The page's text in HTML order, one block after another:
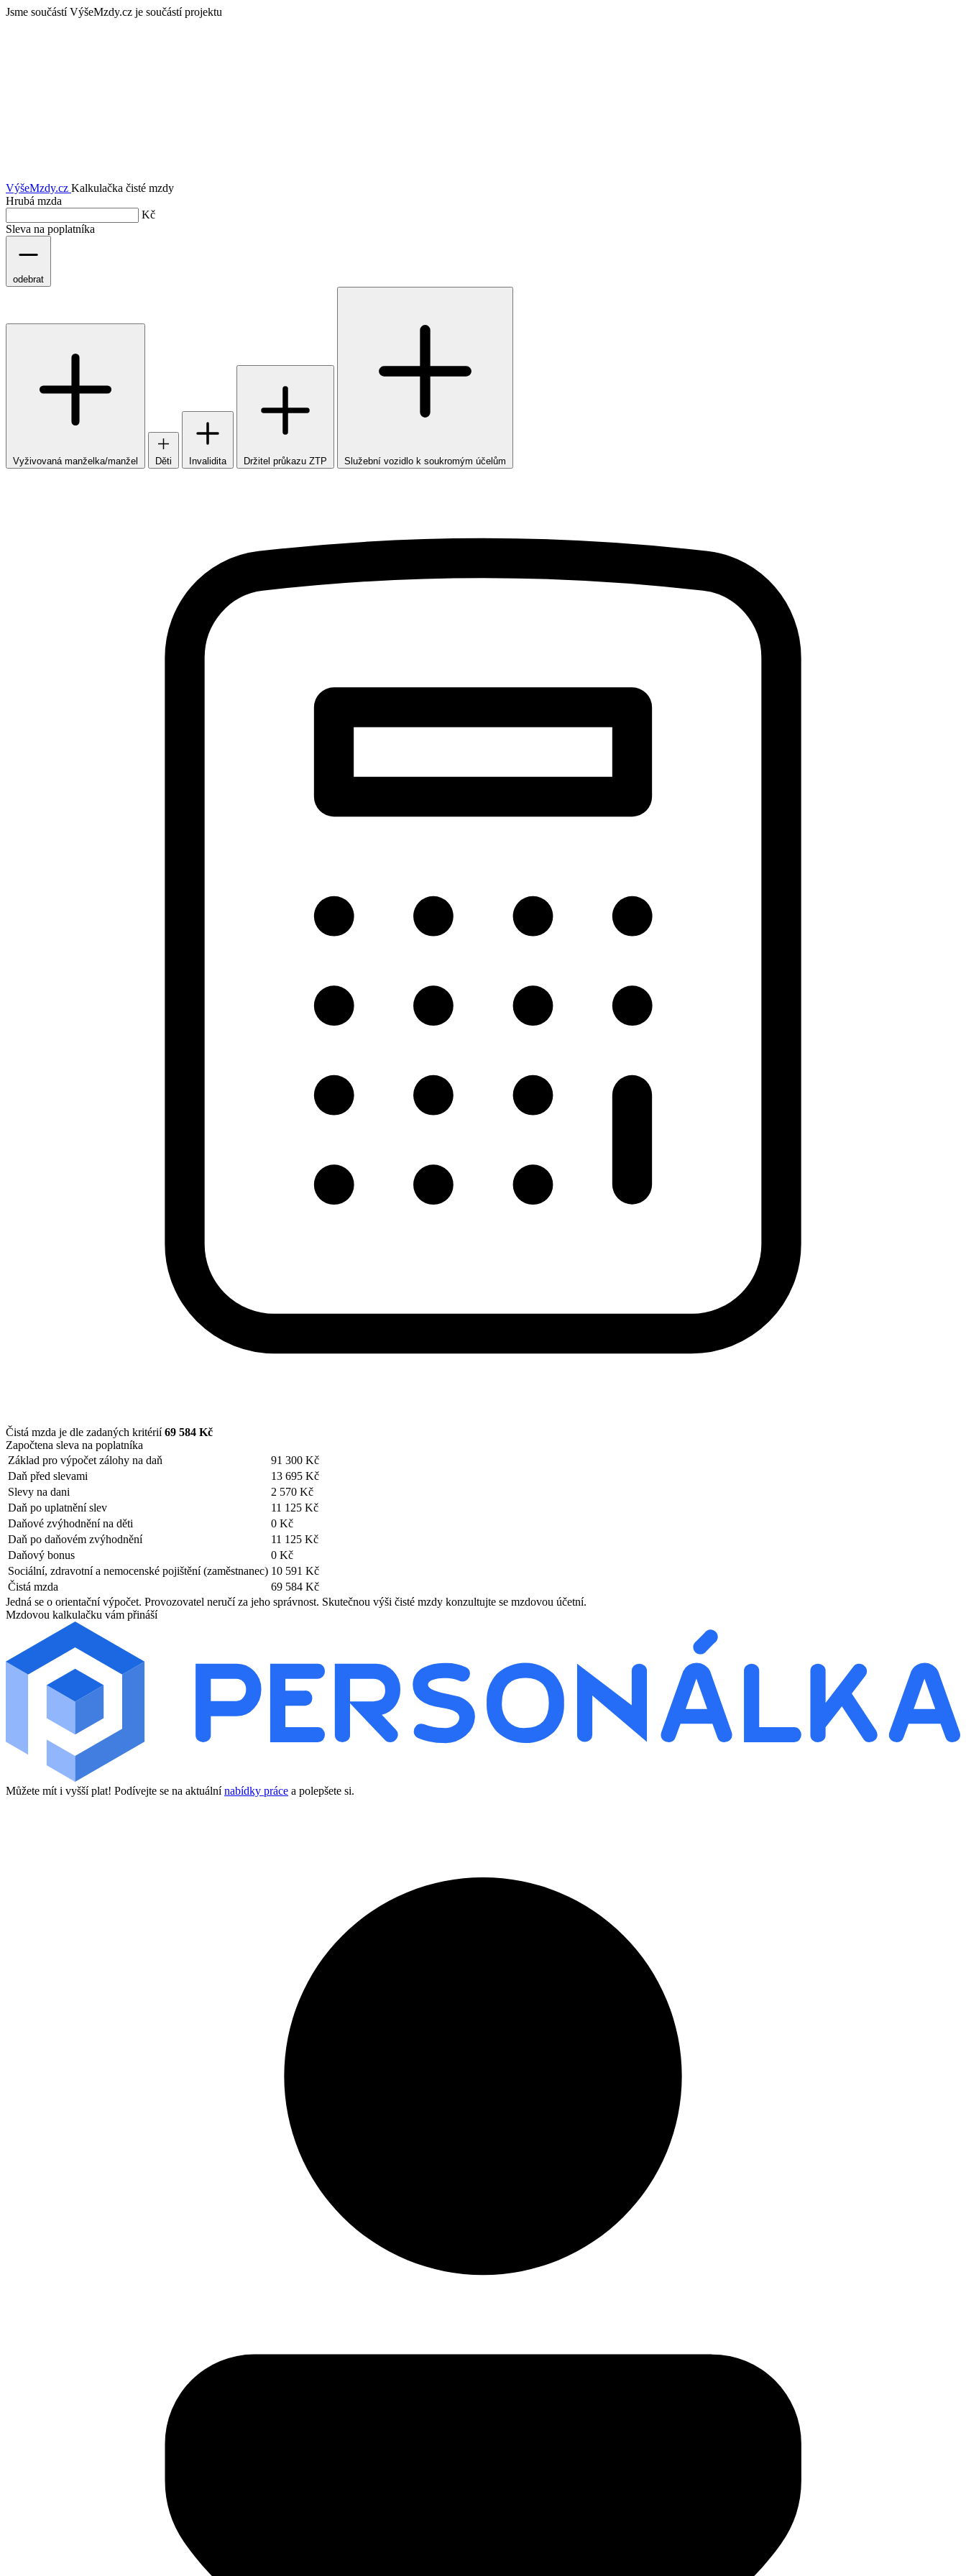
Jsme součástí VýšeMzdy.cz je součástí projektu
VýšeMzdy.cz Kalkulačka čisté mzdy
Hrubá mzda
Kč
Sleva na poplatníka
odebrat
Vyživovaná manželka/manžel Děti Invalidita Držitel průkazu ZTP Služební vozidlo k soukromým účelům
Čistá mzda je dle zadaných kritérií69 584 Kč
Započtena sleva na poplatníka
Základ pro výpočet zálohy na daň
91 300 Kč
Daň před slevami
13 695 Kč
Slevy na dani
2 570 Kč
Daň po uplatnění slev
11 125 Kč
Daňové zvýhodnění na děti
0 Kč
Daň po daňovém zvýhodnění
11 125 Kč
Daňový bonus
0 Kč
Sociální, zdravotní a nemocenské pojištění (zaměstnanec) 10 591 Kč
Čistá mzda
69 584 Kč
Jedná se o orientační výpočet. Provozovatel neručí za jeho správnost. Skutečnou výši čisté mzdy konzultujte se mzdovou účetní.
Mzdovou kalkulačku vám přináší
Můžete mít i vyšší plat! Podívejte se na aktuálnínabídky práce a polepšete si.